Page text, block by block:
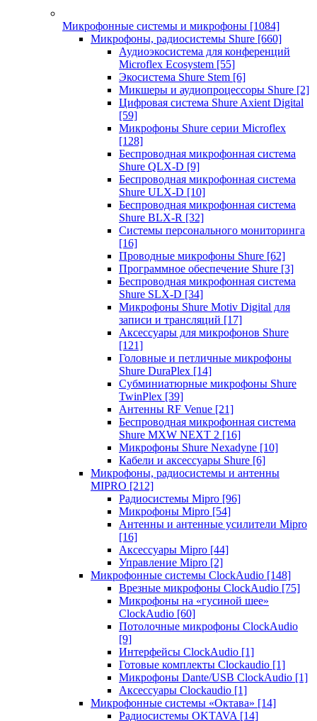
Микрофонные системы и микрофоны [1084]
Микрофоны, радиосистемы Shure [660]
Аудиоэкосистема для конференций
Microflex Ecosystem [55]
Экосистема Shure Stem [6]
Микшеры и аудиопроцессоры Shure [2]
Цифровая система Shure Axient Digital
[59]
Микрофоны Shure серии Microflex
[128]
Беспроводная микрофонная система
Shure QLX-D [9]
Беспроводная микрофонная система
Shure ULX-D [10]
Беспроводная микрофонная система
Shure BLX-R [32]
Системы персонального мониторинга
[16]
Проводные микрофоны Shure [62]
Программное обеспечение Shure [3]
Беспроводная микрофонная система
Shure SLX-D [34]
Микрофоны Shure Motiv Digital для
записи и трансляций [17]
Аксессуары для микрофонов Shure
[121]
Головные и петличные микрофоны
Shure DuraPlex [14]
Субминиатюрные микрофоны Shure
TwinPlex [39]
Антенны RF Venue [21]
Беспроводная микрофонная система
Shure MXW NEXT 2 [16]
Микрофоны Shure Nexadyne [10]
Кабели и аксессуары Shure [6]
Микрофоны, радиосистемы и антенны
MIPRO [212]
Радиосистемы Mipro [96]
Микрофоны Mipro [54]
Антенны и антенные усилители Mipro
[16]
Аксессуары Mipro [44]
Управление Mipro [2]
Микрофонные системы ClockAudio [148]
Врезные микрофоны ClockAudio [75]
Микрофоны на «гусиной шее»
ClockAudio [60]
Потолочные микрофоны ClockAudio
[9]
Интерфейсы ClockAudio [1]
Готовые комплекты Clockaudio [1]
Микрофоны Dante/USB ClockAudio [1]
Аксессуары Clockaudio [1]
Микрофонные системы «Октава» [14]
Радиосистемы OKTAVA [14]